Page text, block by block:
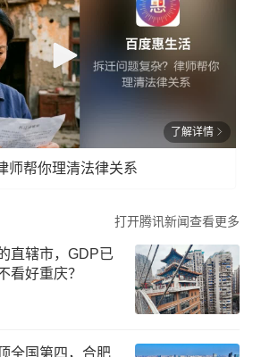
了解详情
师帮你理清法律关系
打开腾讯新闻查看更多
直辖市，GDP已
看好重庆？
全国第四，合肥